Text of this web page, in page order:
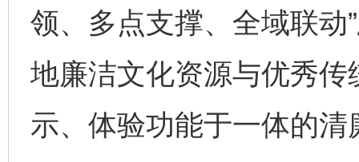
领、多点支撑、全域联动
地廉洁文化资源与优秀
示、体验功能于一体的清